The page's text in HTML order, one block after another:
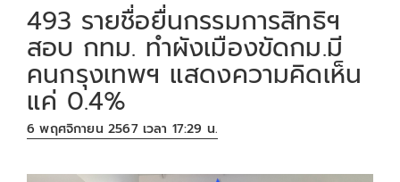
493 รายชื่อยื่นกรรมการสิทธิฯ
สอบ กทม. ทำผังเมืองขัดกม.มี
คนกรุงเทพฯ แสดงความคิดเห็น
แค่ 0.4%
6 พฤศจิกายน 2567 เวลา 17:29 น.